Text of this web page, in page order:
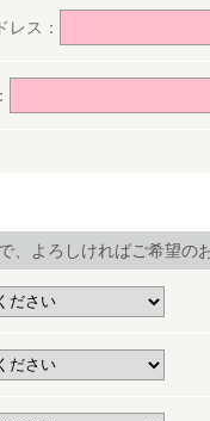
レス：
、よろしければご希望の